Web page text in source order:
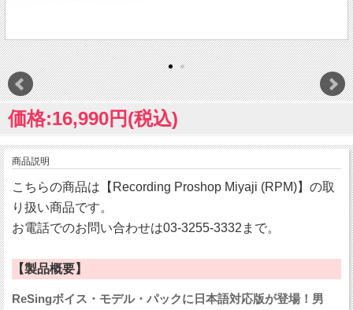
価格:16,990円(税込)
商品説明
こちらの商品は【Recording Proshop Miyaji (RPM)】の取
り扱い商品です。
お電話でのお問い合わせは03-3255-3332まで。
【製品概要】
ReSingボイス・モデル・パックに日本語対応版が登場！男